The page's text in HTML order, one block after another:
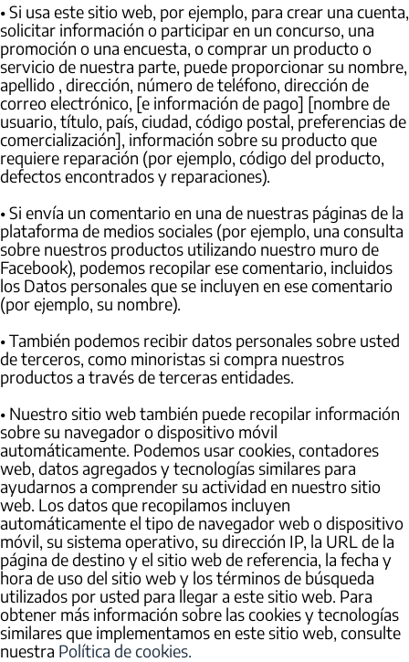
• Si usa este sitio web, por ejemplo, para crear una cuenta,
solicitar información o participar en un concurso, una
promoción o una encuesta, o comprar un producto o
servicio de nuestra parte, puede proporcionar su nombre,
apellido , dirección, número de teléfono, dirección de
correo electrónico, [e información de pago] [nombre de
usuario, título, país, ciudad, código postal, preferencias de
comercialización], información sobre su producto que
requiere reparación (por ejemplo, código del producto,
defectos encontrados y reparaciones).
• Si envía un comentario en una de nuestras páginas de la
plataforma de medios sociales (por ejemplo, una consulta
sobre nuestros productos utilizando nuestro muro de
Facebook), podemos recopilar ese comentario, incluidos
los Datos personales que se incluyen en ese comentario
(por ejemplo, su nombre).
• También podemos recibir datos personales sobre usted
de terceros, como minoristas si compra nuestros
productos a través de terceras entidades.
• Nuestro sitio web también puede recopilar información
sobre su navegador o dispositivo móvil
automáticamente. Podemos usar cookies, contadores
web, datos agregados y tecnologías similares para
ayudarnos a comprender su actividad en nuestro sitio
web. Los datos que recopilamos incluyen
automáticamente el tipo de navegador web o dispositivo
móvil, su sistema operativo, su dirección IP, la URL de la
página de destino y el sitio web de referencia, la fecha y
hora de uso del sitio web y los términos de búsqueda
utilizados por usted para llegar a este sitio web. Para
obtener más información sobre las cookies y tecnologías
similares que implementamos en este sitio web, consulte
nuestra Política de cookies.